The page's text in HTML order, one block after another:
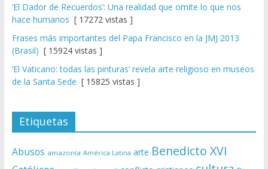
‘El Dador de Recuerdos’: Una realidad que omite lo que nos
hace humanos [ 17272 vistas ]
Frases más importantes del Papa Francisco en la JMJ 2013
(Brasil) [ 15924 vistas ]
‘El Vaticano: todas las pinturas’ revela arte religioso en museos
de la Santa Sede [ 15825 vistas ]
Etiquetas
Abusos amazonía América Latina arte Benedicto XVI